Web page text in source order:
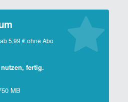
5,99 € ohne Abo
fertig.
MB